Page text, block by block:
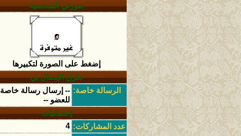
صورتي الشخصية
إضغط على الصورة لتكبيرها
طرق الإتصال بي
الرسالة خاصة: -- إرسال رسالة خاصة
للعضو --
إحصائيات
عدد المشاركات: 4